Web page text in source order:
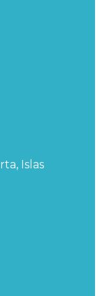
Islas